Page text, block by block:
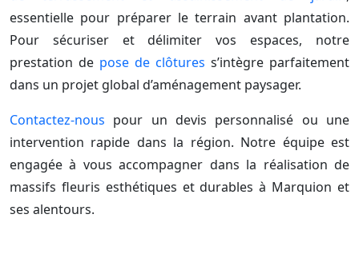
essentielle pour préparer le terrain avant plantation.
Pour sécuriser et délimiter vos espaces, notre
prestation de pose de clôtures s’intègre parfaitement
dans un projet global d’aménagement paysager.
Contactez-nous pour un devis personnalisé ou une
intervention rapide dans la région. Notre équipe est
engagée à vous accompagner dans la réalisation de
massifs fleuris esthétiques et durables à Marquion et
ses alentours.